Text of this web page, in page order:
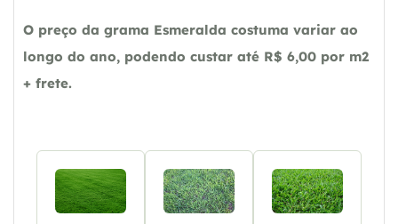
O preço da grama Esmeralda costuma variar ao
longo do ano, podendo custar até R$ 6,00 por m2
+ frete.